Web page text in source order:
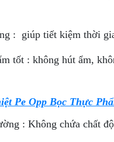
: giúp tiết kiệm thời
tốt : không hút ẩm,
Pe Opp Bọc Thực
: Không chứa chất